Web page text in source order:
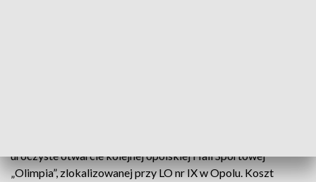
uroczyste otwarcie kolejnej opolskiej Hali Sportowej
„Olimpia”, zlokalizowanej przy LO nr IX w Opolu. Koszt